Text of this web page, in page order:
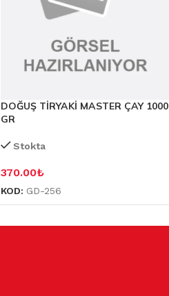
DOĞUŞ TİRYAKİ MASTER ÇAY 1000
GR
Stokta
370.00₺
KOD: GD-256